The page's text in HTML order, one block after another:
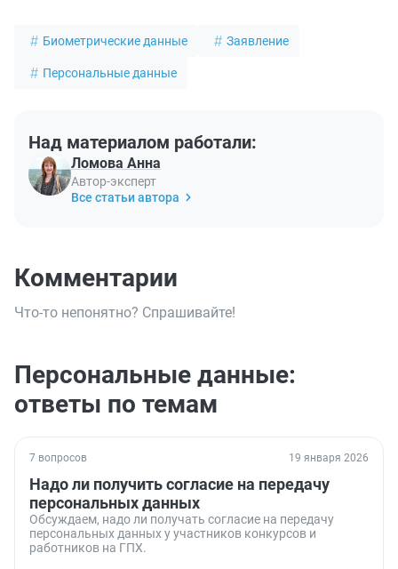
Биометрические данные Заявление
Персональные данные
Над материалом работали:
Ломова Анна
Автор-эксперт
Все статьи автора
Комментарии
Что-то непонятно? Спрашивайте!
Персональные данные:
ответы по темам
7 вопросов 19 января 2026
Надо ли получить согласие на передачу
персональных данных
Обсуждаем, надо ли получать согласие на передачу
персональных данных у участников конкурсов и
работников на ГПХ.